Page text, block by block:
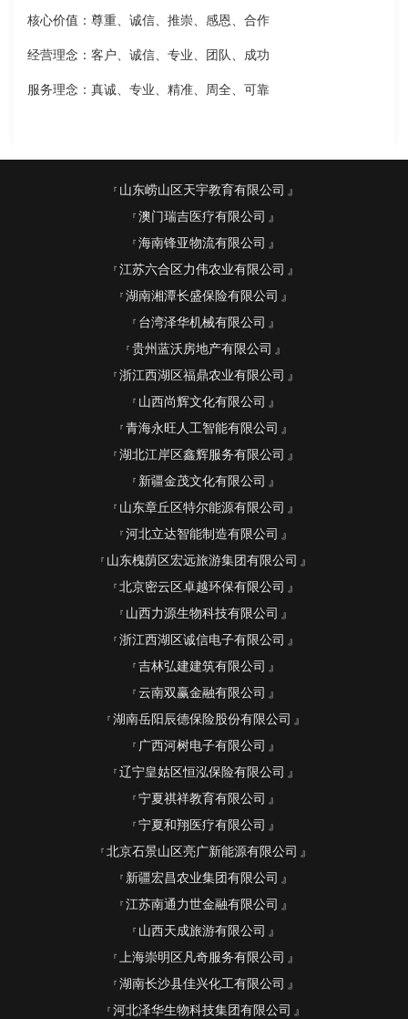
核心价值：尊重、诚信、推崇、感恩、合作
经营理念：客户、诚信、专业、团队、成功
服务理念：真诚、专业、精准、周全、可靠
山东崂山区天宇教育有限公司
澳门瑞吉医疗有限公司
海南锋亚物流有限公司
江苏六合区力伟农业有限公司
湖南湘潭长盛保险有限公司
台湾泽华机械有限公司
贵州蓝沃房地产有限公司
浙江西湖区福鼎农业有限公司
山西尚辉文化有限公司
青海永旺人工智能有限公司
湖北江岸区鑫辉服务有限公司
新疆金茂文化有限公司
山东章丘区特尔能源有限公司
河北立达智能制造有限公司
山东槐荫区宏远旅游集团有限公司
北京密云区卓越环保有限公司
山西力源生物科技有限公司
浙江西湖区诚信电子有限公司
吉林弘建建筑有限公司
云南双赢金融有限公司
湖南岳阳辰德保险股份有限公司
广西河树电子有限公司
辽宁皇姑区恒泓保险有限公司
宁夏祺祥教育有限公司
宁夏和翔医疗有限公司
北京石景山区亮广新能源有限公司
新疆宏昌农业集团有限公司
江苏南通力世金融有限公司
山西天成旅游有限公司
上海崇明区凡奇服务有限公司
湖南长沙县佳兴化工有限公司
河北泽华生物科技集团有限公司